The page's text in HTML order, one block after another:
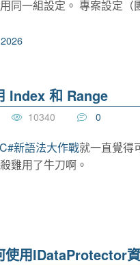
同一組設定。 專案設定
Index 和 Range
10340 0
C#新語法大作戰就一直覺得
雞用了牛刀啊。
使用IDataProtector